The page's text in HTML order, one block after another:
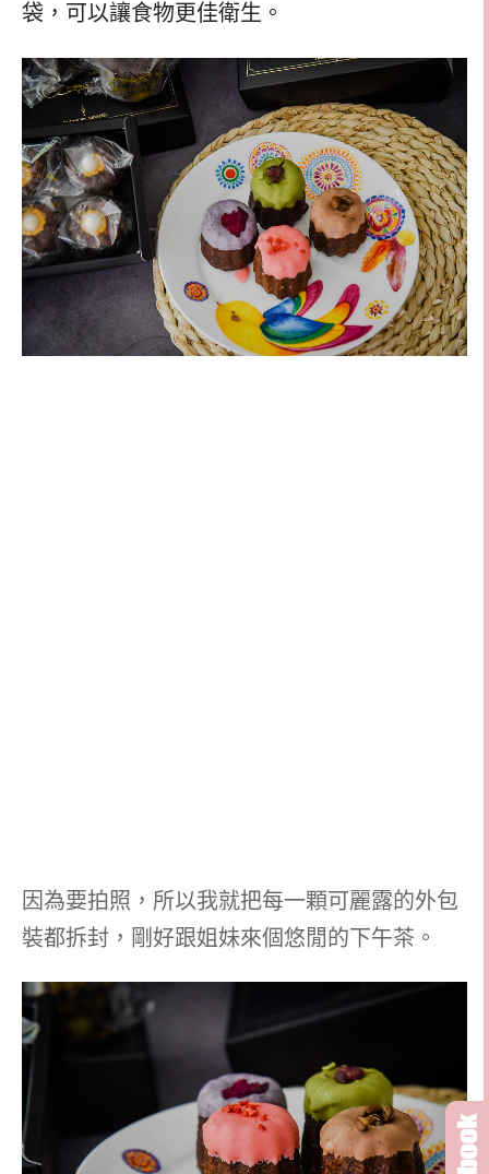
袋，可以讓食物更佳衛生。
因為要拍照，所以我就把每一顆可麗露的外包
裝都拆封，剛好跟姐妹來個悠閒的下午茶。